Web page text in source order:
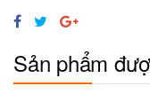
Sản phẩm